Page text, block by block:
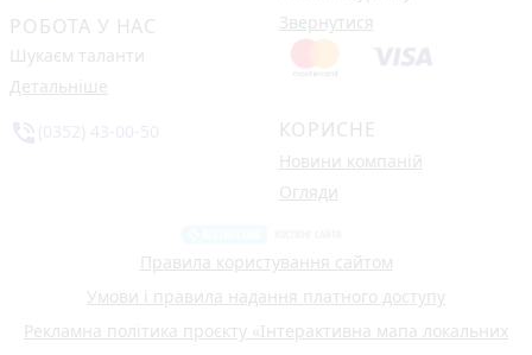
РОБОТА У НАС
Шукаєм таланти
Детальніше
Звернутися
КОРИСНЕ
Новини компаній
Огляди
Правила користування сайтом
Умови і правила надання платного доступу
Рекламна політика проєкту «Інтерактивна мапа локальних